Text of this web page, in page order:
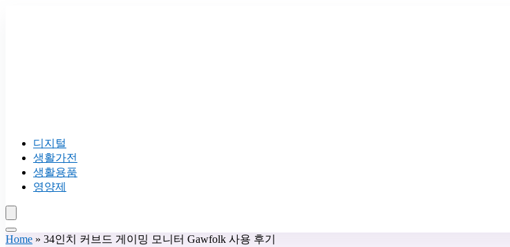
디지털
생활가전
생활용품
영양제
Home » 34인치 커브드 게이밍 모니터 Gawfolk 사용 후기